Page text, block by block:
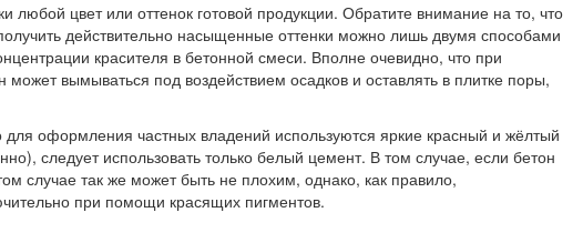
цвет или оттенок готовой продукции. Обратите внимание на то, что
действительно насыщенные оттенки можно лишь двумя способами
красителя в бетонной смеси. Вполне очевидно, что при
вымываться под воздействием осадков и оставлять в плитке поры,
оформления частных владений используются яркие красный и жёлтый
следует использовать только белый цемент. В том случае, если бетон
случае так же может быть не плохим, однако, как правило,
при помощи красящих пигментов.